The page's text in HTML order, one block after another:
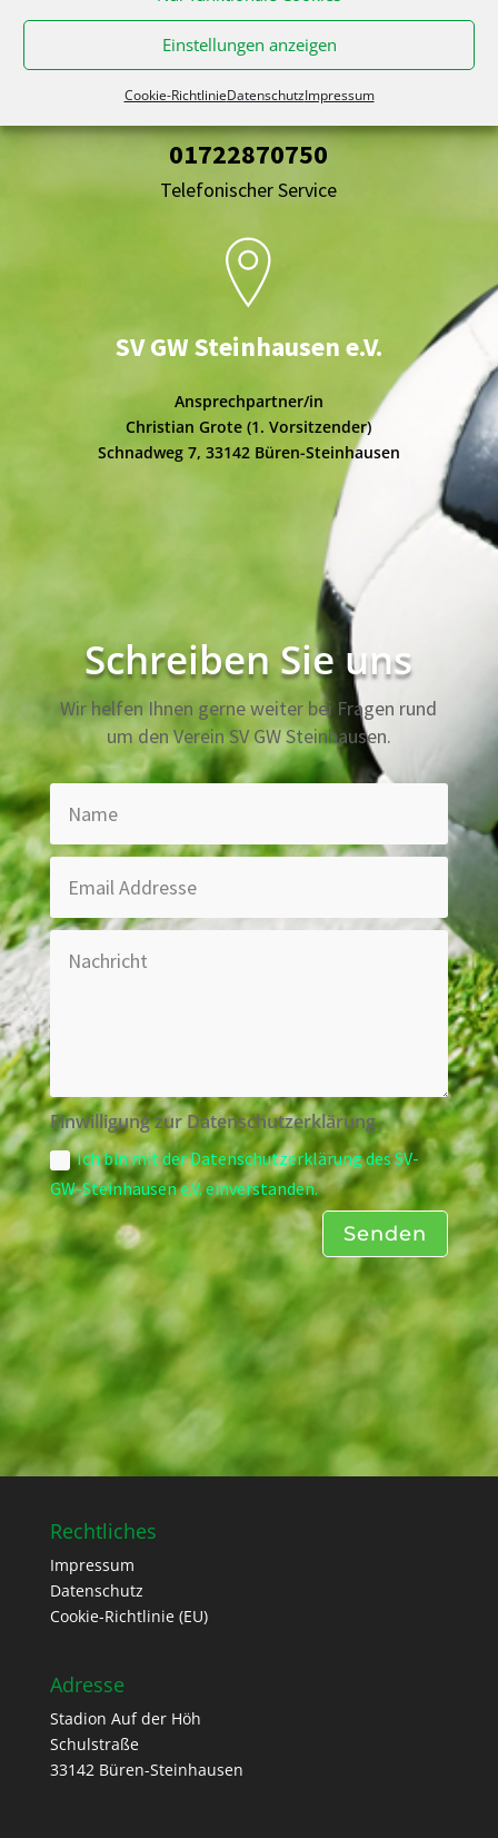
Einstellungen anzeigen
Cookie-RichtlinieDatenschutzImpressum
Rufen Sie uns an
01722870750
Telefonischer Service
SV GW Steinhausen e.V.
Ansprechpartner/in
Christian Grote (1. Vorsitzender)
Schnadweg 7, 33142 Büren-Steinhausen
Schreiben Sie uns
Wir helfen Ihnen gerne weiter bei Fragen rund
um den Verein SV GW Steinhausen.
Einwilligung zur Datenschutzerklärung
Ich bin mit der Datenschutzerklärung des SV-
GW-Steinhausen e.V. einverstanden.
Senden
Rechtliches
Impressum
Datenschutz
Cookie-Richtlinie (EU)
Adresse
Stadion Auf der Höh
Schulstraße
33142 Büren-Steinhausen